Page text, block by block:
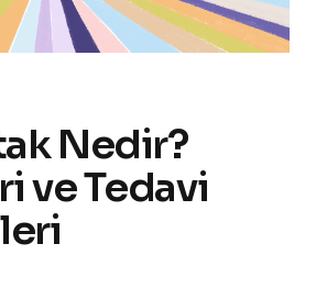
Nedir?
ve Tedavi